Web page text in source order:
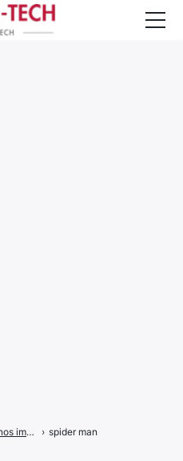
PGW 2023 : nos images du salon, des stands, jeux et autres goodies › spider man